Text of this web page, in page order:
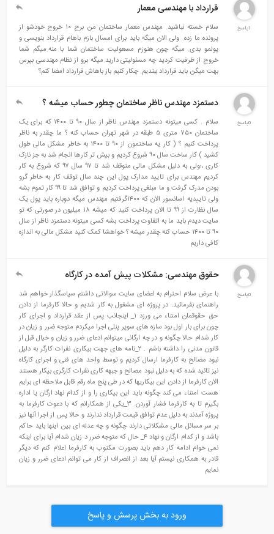
قرارداد با مهندسی معمار
سلام خسته نباشید. مهندس معمار ساختمان من برج ۱۰ خروج خودشو از
پرونده ما زده. ولی الان میگه باید برای امسال بازم باهام قرارداد بنویسی و
پولمو بدی. میگه چون هنوزم مسعولیت ساختمان شما با منه.میگم شما
خروج از ظرفیت کردید چه مسئولیتی دارید.میگه برو از نظام مهندسی بپرس
بهت میگن باید قرارداد ببندیم. چکار کنیم باز باهاش قرارداد امضا کنم؟
دستمزد مهندس ناظر ساختمان چطور حساب میشه ؟
سلام . کسی میتونه دستمزد مهندس ناظر از سال ۹۰ تا ۱۴۰۰ که برای یک
ساختمان ۷۵۰ متری ۵ طبقه در شهر تهران حساب کنه ؟ ما چقدر به ناظر
پرداخت کنیم ؟ ( کار یه ساختمون از ۹۰ تا ۱۴۰۰ به خاطر مشکل مالی طول
کشید ) کار ساخت سال ۹۰ شروع کردیم و بیش تر کارها انجام شد به جز نازک
کاری ،؛ولی به دلیل مشکل مالی متوقف شد تا ۹۷ سال ۹۷ که شروع به کار
کردیم مهندس برای تایید مدارک پول این چند سال توقف کار به خاطر گرو
بودن مدرک گرفت و ما مبلغی پرداخت کردیم و توافق شد تا ۹۹ کار تموم بشه
ولی تاییدیه اسانسور الان که ۱۴۰۰گرفتیم مهندس میگه دوباره باید پول یک
سال نظارت از ۹۹ تا الان پرداخت کنید که میشه ۱۸ میلیون در صورتی که تو
سایت دیدم باید ما به اتفاوت پرداخت بشه کسی میتونه دستمزد ناظر از سال
۹۰ تا ۱۴۰۰ حساب کنه چقدر میشه ؟ خواهشا کمک کنید مشکل مالی به اندازه
حقوق مهندسی: مشکلات پیش آمده در کارگاه
با عرض سلام احترام به اعضای سایت سوالاتی داشتم سپاسگذار خواهم شد
راهنمای بفرمائید. در پروژه ای مشغول به کار شدیم و حالا کارفرما از دادن
حق حقوقمان امتناء می ورزد ۱_ اینجانب پس از عقد قرارداد و اجرای کار
چون برای بار اول بود سازه های سوپر پنلی اجرا میکردم متوجه ضرر و زیان در
کار شدام حالا چگونه و در چه ارگانی میتوانم ادعای ضرر و زیان و خیال قبل از
قانون مدنی را داشته باشم . ۲_نامه های جهت بیکاری نفرات کارگر به دلیل
نبود مصالح به کارفرما ارسال کردیم و توسط واحد های فنی و اجرای کارگاه
نیز تائید شده که به دلیل نبود مصالح و جبهه کاری نفرات کارگری بیکار هستند
الان کارفرما از دادن این بیکاریها که در طی پنج ماه رقم قابل ملاحظه ای برایم
هست امتناء می کند چگونه باید این بیکاری را و از کدام نهاد ارگان یا اداره
بگیرم تا به کارفرما فشار آوردن. ۳_یکی از همکارانم که با دعوت کارفرما به
پروژه آمدند به دلیل عدم توافق قیمت قرارداد ندارند و حالا پس از اجرا آنها نیز
بر سر مسائل مالی مشکلاتی دارند چگونه و چه عدله ای بین اینها باید حاکم
باشد و از کدام ارگان و نهاد ۴_ حال که متوجه ضرر د زیان شدام آیا برای اینکه
نمی خوام ادامه کار دهم باید بصورت مکتوب به کارفرما اعلام کنم که دیگر
قادر به همکاری نیستم آیا بعد از انصراف از کار می توانم ادعای ضرر و زیان
ورود به بخش پرسش و پاسخ